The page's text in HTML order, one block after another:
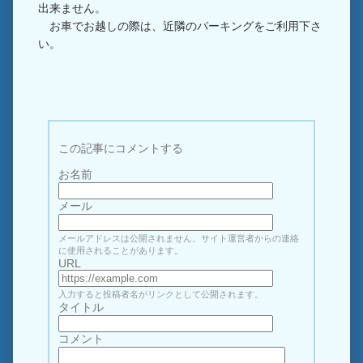
出来ません。
お車でお越しの際は、近隣のパーキングをご利用下さ
い。
この記事にコメントする
お名前
メール
メールアドレスは公開されません。サイト運営者からの連絡
に使用されることがあります。
URL
入力すると投稿者名がリンクとして公開されます。
タイトル
コメント